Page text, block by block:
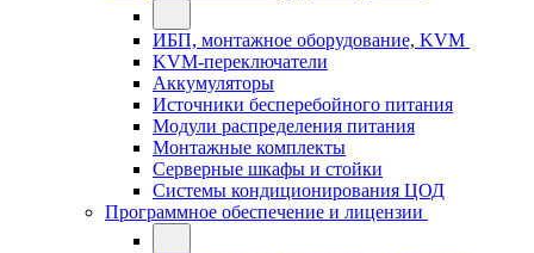
ИБП, монтажное оборудование, KVM
KVM-переключатели
Аккумуляторы
Источники бесперебойного питания
Модули распределения питания
Монтажные комплекты
Серверные шкафы и стойки
Системы кондиционирования ЦОД
Программное обеспечение и лицензии